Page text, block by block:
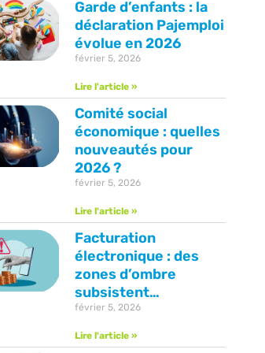
Garde d’enfants : la
déclaration Pajemploi
évolue en 2026
février 5, 2026
Lire l'article »
Comité social
économique : quelles
nouveautés pour
2026 ?
février 5, 2026
Lire l'article »
Facturation
électronique : des
zones d’ombre
subsistent…
février 5, 2026
Lire l'article »